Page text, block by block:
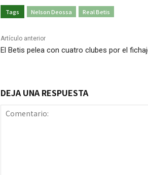
Tags Nelson Deossa Real Betis
Artículo anterior
El Betis pelea con cuatro clubes por el
DEJA UNA RESPUESTA